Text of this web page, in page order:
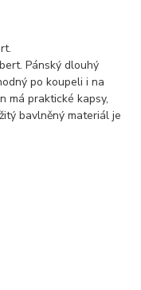
Pánský dlouhý
po koupeli i na
má praktické kapsy,
bavlněný materiál je